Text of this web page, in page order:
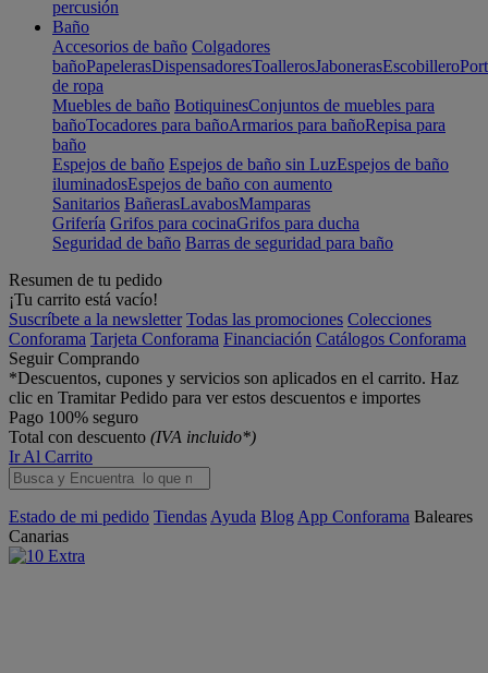
percusión
Baño
Accesorios de baño Colgadores
bañoPapelerasDispensadoresToallerosJabonerasEscobillero
de ropa
Muebles de baño BotiquinesConjuntos de muebles para
bañoTocadores para bañoArmarios para bañoRepisa para
baño
Espejos de baño Espejos de baño sin LuzEspejos de baño
iluminadosEspejos de baño con aumento
Sanitarios BañerasLavabosMamparas
Grifería Grifos para cocinaGrifos para ducha
Seguridad de baño Barras de seguridad para baño
Resumen de tu pedido
¡Tu carrito está vacío!
Suscríbete a la newsletter Todas las promociones Colecciones
Conforama Tarjeta Conforama Financiación Catálogos Conforama
Seguir Comprando
*Descuentos, cupones y servicios son aplicados en el carrito. Haz
clic en Tramitar Pedido para ver estos descuentos e importes
Pago 100% seguro
Total con descuento (IVA incluido*)
Ir Al Carrito
Estado de mi pedido Tiendas Ayuda Blog App Conforama Baleares
Canarias